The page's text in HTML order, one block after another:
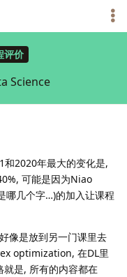
评价
Science
和2020年最大的变化是,
可能是因为Niao
哪几个字…)的加入让课程
像是放到另一门课里去
optimization, 在DL里
是, 所有的内容都在